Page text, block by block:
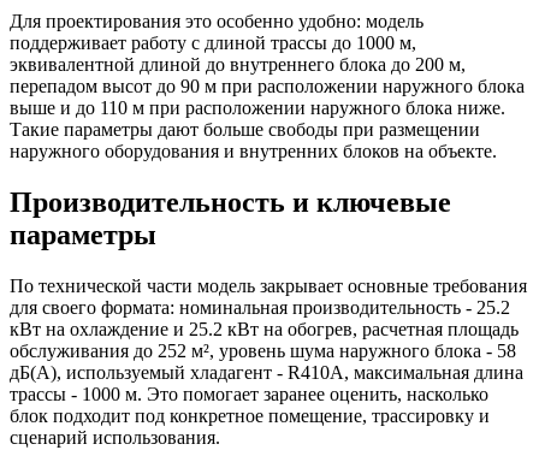
Для проектирования это особенно удобно: модель
поддерживает работу с длиной трассы до 1000 м,
эквивалентной длиной до внутреннего блока до 200 м,
перепадом высот до 90 м при расположении наружного блока
выше и до 110 м при расположении наружного блока ниже.
Такие параметры дают больше свободы при размещении
наружного оборудования и внутренних блоков на объекте.
Производительность и ключевые
параметры
По технической части модель закрывает основные требования
для своего формата: номинальная производительность - 25.2
кВт на охлаждение и 25.2 кВт на обогрев, расчетная площадь
обслуживания до 252 м², уровень шума наружного блока - 58
дБ(А), используемый хладагент - R410A, максимальная длина
трассы - 1000 м. Это помогает заранее оценить, насколько
блок подходит под конкретное помещение, трассировку и
сценарий использования.